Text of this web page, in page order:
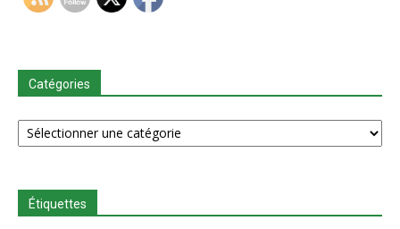
Catégories
Catégories
Étiquettes